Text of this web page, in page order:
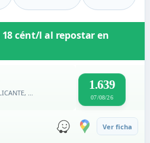
18 cént/l al repostar en
AVENIDA AVENIDA DE ALICANTE, 104
1.639
07/08/26
Ver ficha